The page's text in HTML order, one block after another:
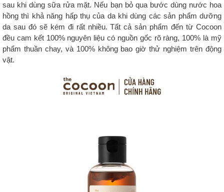
sau khi dùng sữa rửa mặt. Nếu bạn bỏ qua bước dùng nước hoa
hồng thì khả năng hấp thụ của da khi dùng các sản phẩm dưỡng
da sau đó sẽ kém đi rất nhiều. Tất cả sản phẩm đến từ Cocoon
đều cam kết 100% nguyên liệu có nguồn gốc rõ ràng, 100% là mỹ
phẩm thuần chay, và 100% không bao giờ thử nghiệm trên động
vật.